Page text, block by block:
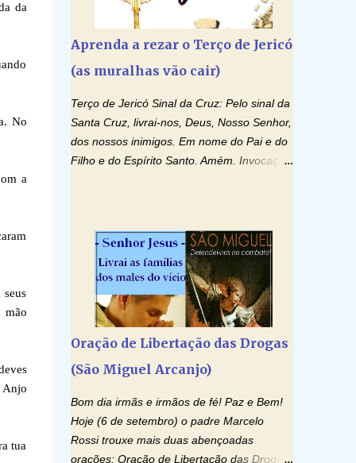
da
No
a
mão
Anjo
tua
Aprenda a rezar o Terço de Jericó
(as muralhas vão cair)
Terço de Jericó Sinal da Cruz: Pelo sinal da
Santa Cruz, livrai-nos, Deus, Nosso Senhor,
dos nossos inimigos. Em nome do Pai e do
Filho e do Espírito Santo. Amém. Invocação
o vosso Espírito e tudo será criado. E
renovareis a face da terra. Oremos: Ó
Deus, que instruístes os corações dos
vossos fiéis com a luz do Espírito Santo,
fazei que apreciemos retamente todas as
gozemos sempre da sua consolação. Por
Cristo, Senhor Nosso. Amém. Creio: Creio
céu e da terra; e em Jesus Cristo, seu único
Filho, nosso Senhor; que foi concebido pelo
poder do Espí­rito Santo; nasceu da Virgem
Oração de Libertação das Drogas
(São Miguel Arcanjo)
Bom dia irmãs e irmãos de fé! Paz e Bem!
Hoje (6 de setembro) o padre Marcelo
Rossi trouxe mais duas abençoadas
orações: Oração de Libertação das Drogas